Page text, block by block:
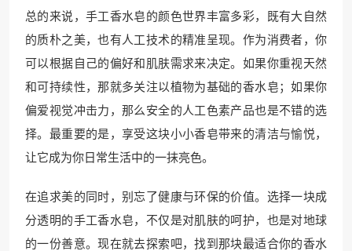
总的来说，手工香水皂的颜色世界丰富多彩，既有大自然
的质朴之美，也有人工技术的精准呈现。作为消费者，你
可以根据自己的偏好和肌肤需求来决定。如果你重视天然
和可持续性，那就多关注以植物为基础的香水皂；如果你
偏爱视觉冲击力，那么安全的人工色素产品也是不错的选
择。最重要的是，享受这块小小香皂带来的清洁与愉悦，
让它成为你日常生活中的一抹亮色。
在追求美的同时，别忘了健康与环保的价值。选择一块成
分透明的手工香水皂，不仅是对肌肤的呵护，也是对地球
的一份善意。现在就去探索吧，找到那块最适合你的香水